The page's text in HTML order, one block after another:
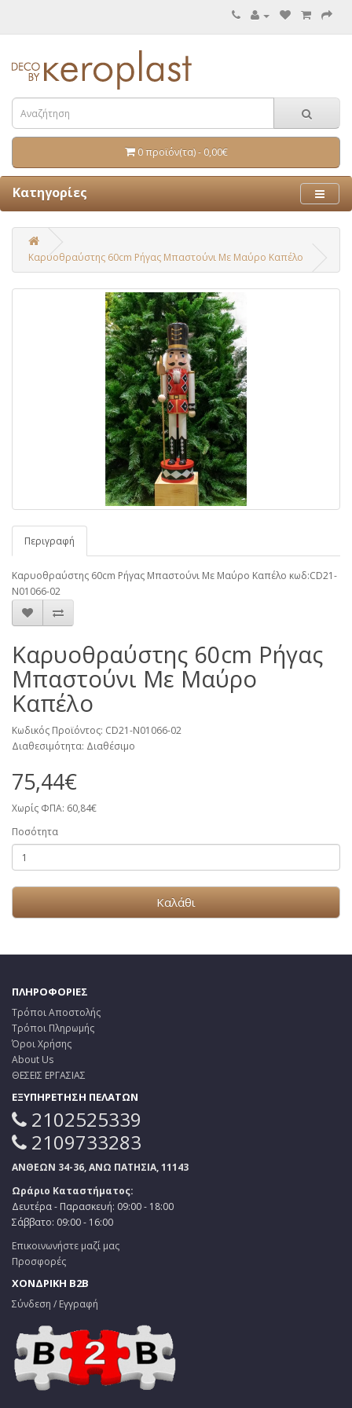
0 προϊόν(τα) - 0,00€
Κατηγορίες
Καρυοθραύστης 60cm Ρήγας Μπαστούνι Με Μαύρο Καπέλο
Περιγραφή
Καρυοθραύστης 60cm Ρήγας Μπαστούνι Με Μαύρο Καπέλο κωδ:CD21-
N01066-02
Καρυοθραύστης 60cm Ρήγας
Μπαστούνι Με Μαύρο
Καπέλο
Κωδικός Προϊόντος: CD21-N01066-02
Διαθεσιμότητα: Διαθέσιμο
75,44€
Χωρίς ΦΠΑ: 60,84€
Ποσότητα
Καλάθι
ΠΛΗΡΟΦΟΡΙΕΣ
Τρόποι Αποστολής
Τρόποι Πληρωμής
Όροι Χρήσης
About Us
ΘΕΣΕΙΣ ΕΡΓΑΣΙΑΣ
ΕΞΥΠΗΡΕΤΗΣΗ ΠΕΛΑΤΩΝ
2102525339
2109733283
ΑΝΘΕΩΝ 34-36, ΑΝΩ ΠΑΤΗΣΙΑ, 11143
Ωράριο Καταστήματος:
Δευτέρα - Παρασκευή: 09:00 - 18:00
Σάββατο: 09:00 - 16:00
Επικοινωνήστε μαζί μας
Προσφορές
ΧΟΝΔΡΙΚΗ B2B
Σύνδεση / Εγγραφή